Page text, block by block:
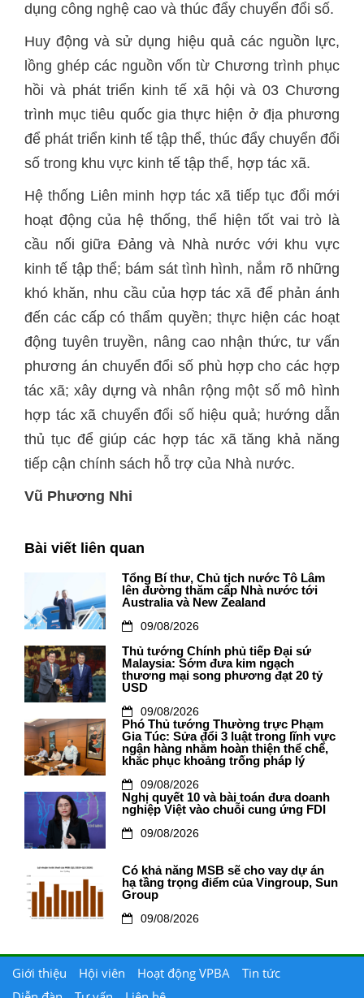
dụng công nghệ cao và thúc đẩy chuyển đổi số.
Huy động và sử dụng hiệu quả các nguồn lực,
lồng ghép các nguồn vốn từ Chương trình phục
hồi và phát triển kinh tế xã hội và 03 Chương
trình mục tiêu quốc gia thực hiện ở địa phương
để phát triển kinh tế tập thể, thúc đẩy chuyển đổi
số trong khu vực kinh tế tập thể, hợp tác xã.
Hệ thống Liên minh hợp tác xã tiếp tục đổi mới
hoạt động của hệ thống, thể hiện tốt vai trò là
cầu nối giữa Đảng và Nhà nước với khu vực
kinh tế tập thể; bám sát tình hình, nắm rõ những
khó khăn, nhu cầu của hợp tác xã để phản ánh
đến các cấp có thẩm quyền; thực hiện các hoạt
động tuyên truyền, nâng cao nhận thức, tư vấn
phương án chuyển đổi số phù hợp cho các hợp
tác xã; xây dựng và nhân rộng một số mô hình
hợp tác xã chuyển đổi số hiệu quả; hướng dẫn
thủ tục để giúp các hợp tác xã tăng khả năng
tiếp cận chính sách hỗ trợ của Nhà nước.
Vũ Phương Nhi
Bài viết liên quan
Tổng Bí thư, Chủ tịch nước Tô Lâm
lên đường thăm cấp Nhà nước tới
Australia và New Zealand
09/08/2026
Thủ tướng Chính phủ tiếp Đại sứ
Malaysia: Sớm đưa kim ngạch
thương mại song phương đạt 20 tỷ
USD
09/08/2026
Phó Thủ tướng Thường trực Phạm
Gia Túc: Sửa đổi 3 luật trong lĩnh vực
ngân hàng nhằm hoàn thiện thể chế,
khắc phục khoảng trống pháp lý
09/08/2026
Nghị quyết 10 và bài toán đưa doanh
nghiệp Việt vào chuỗi cung ứng FDI
09/08/2026
Có khả năng MSB sẽ cho vay dự án
hạ tầng trọng điểm của Vingroup, Sun
Group
09/08/2026
Giới thiệu Hội viên Hoạt động VPBA
Tin tức